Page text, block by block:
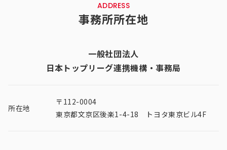
ADDRESS
事務所所在地
一般社団法人
日本トップリーグ連携機構・事務局
所在地
〒112-0004
東京都文京区後楽1-4-18 トヨタ東京ビル4F